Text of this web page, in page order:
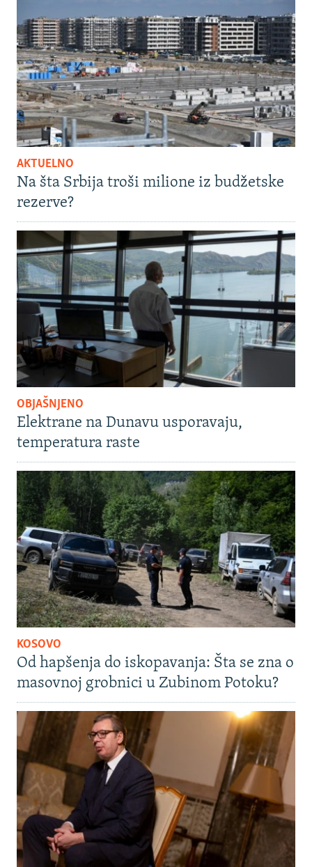
AKTUELNO
Na šta Srbija troši milione iz budžetske
rezerve?
OBJAŠNJENO
Elektrane na Dunavu usporavaju,
temperatura raste
KOSOVO
Od hapšenja do iskopavanja: Šta se zna o
masovnoj grobnici u Zubinom Potoku?